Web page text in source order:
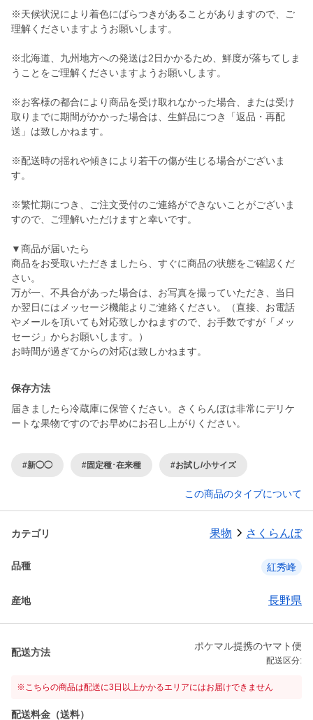
※天候状況により着色にばらつきがあることがありますので、ご
理解くださいますようお願いします。
※北海道、九州地方への発送は2日かかるため、鮮度が落ちてしま
うことをご理解くださいますようお願いします。
※お客様の都合により商品を受け取れなかった場合、または受け
取りまでに期間がかかった場合は、生鮮品につき「返品・再配
送」は致しかねます。
※配送時の揺れや傾きにより若干の傷が生じる場合がございま
す。
※繁忙期につき、ご注文受付のご連絡ができないことがございま
すので、ご理解いただけますと幸いです。
▼商品が届いたら
商品をお受取いただきましたら、すぐに商品の状態をご確認くだ
さい。
万が一、不具合があった場合は、お写真を撮っていただき、当日
か翌日にはメッセージ機能よりご連絡ください。（直接、お電話
やメールを頂いても対応致しかねますので、お手数ですが「メッ
セージ」からお願いします。）
お時間が過ぎてからの対応は致しかねます。
保存方法
届きましたら冷蔵庫に保管ください。さくらんぼは非常にデリケ
ートな果物ですのでお早めにお召し上がりください。
#新◯◯ #固定種･在来種 #お試し/小サイズ
この商品のタイプについて
カテゴリ 果物 さくらんぼ
品種 紅秀峰
産地 長野県
配送方法
ポケマル提携のヤマト便
配送区分:
※こちらの商品は配送に3日以上かかるエリアにはお届けできません
配送料金（送料）